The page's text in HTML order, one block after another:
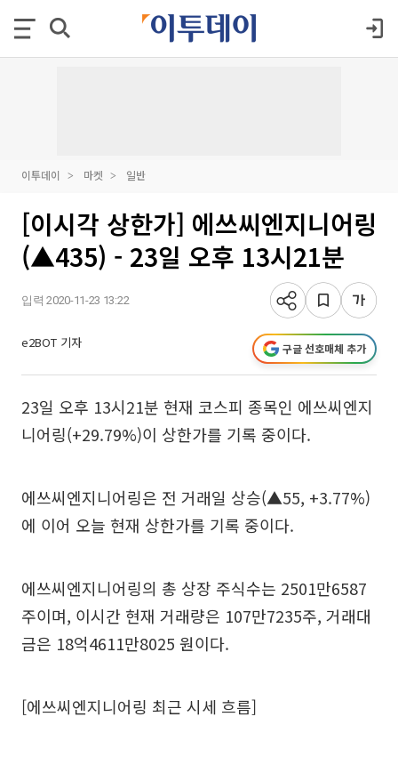
이투데이 마켓 일반
[이시각 상한가] 에쓰씨엔지니어링
(▲435) - 23일 오후 13시21분
입력 2020-11-23 13:22
e2BOT 기자 구글 선호매체 추가
23일 오후 13시21분 현재 코스피 종목인 에쓰씨엔지
니어링(+29.79%)이 상한가를 기록 중이다.
에쓰씨엔지니어링은 전 거래일 상승(▲55, +3.77%)
에 이어 오늘 현재 상한가를 기록 중이다.
에쓰씨엔지니어링의 총 상장 주식수는 2501만6587
주이며, 이시간 현재 거래량은 107만7235주, 거래대
금은 18억4611만8025 원이다.
[에쓰씨엔지니어링 최근 시세 흐름]